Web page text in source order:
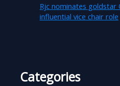
Rjc nominates goldstar
influential vice chair role
Categories